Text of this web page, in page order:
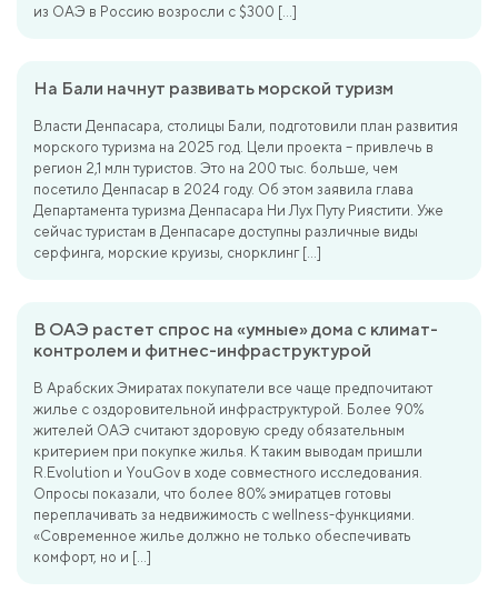
из ОАЭ в Россию возросли с $300 […]
На Бали начнут развивать морской туризм
Власти Денпасара, столицы Бали, подготовили план развития
морского туризма на 2025 год. Цели проекта – привлечь в
регион 2,1 млн туристов. Это на 200 тыс. больше, чем
посетило Денпасар в 2024 году. Об этом заявила глава
Департамента туризма Денпасара Ни Лух Путу Риястити. Уже
сейчас туристам в Денпасаре доступны различные виды
серфинга, морские круизы, снорклинг […]
В ОАЭ растет спрос на «умные» дома с климат-
контролем и фитнес-инфраструктурой
В Арабских Эмиратах покупатели все чаще предпочитают
жилье с оздоровительной инфраструктурой. Более 90%
жителей ОАЭ считают здоровую среду обязательным
критерием при покупке жилья. К таким выводам пришли
R.Evolution и YouGov в ходе совместного исследования.
Опросы показали, что более 80% эмиратцев готовы
переплачивать за недвижимость с wellness-функциями.
«Современное жилье должно не только обеспечивать
комфорт, но и […]